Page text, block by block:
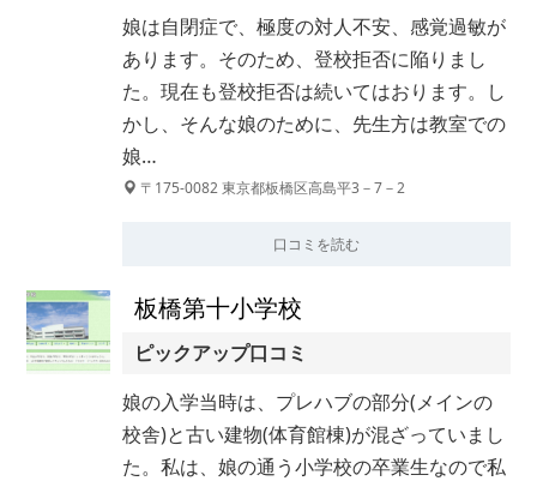
娘は自閉症で、極度の対人不安、感覚過敏が
あります。そのため、登校拒否に陥りまし
た。現在も登校拒否は続いてはおります。し
かし、そんな娘のために、先生方は教室での
娘…
〒175-0082 東京都板橋区高島平3－7－2
口コミを読む
板橋第十小学校
ピックアップ口コミ
娘の入学当時は、プレハブの部分(メインの
校舎)と古い建物(体育館棟)が混ざっていまし
た。私は、娘の通う小学校の卒業生なので私